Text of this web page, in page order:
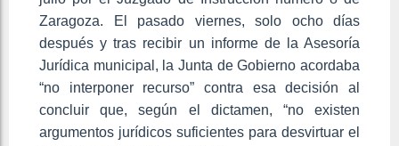
Zaragoza. El pasado viernes, solo ocho días
después y tras recibir un informe de la Asesoría
Jurídica municipal, la Junta de Gobierno acordaba
“no interponer recurso” contra esa decisión al
concluir que, según el dictamen, “no existen
argumentos jurídicos suficientes para desvirtuar el